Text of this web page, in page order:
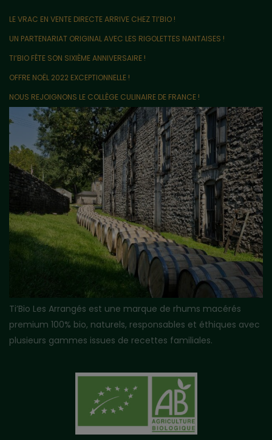
LE VRAC EN VENTE DIRECTE ARRIVE CHEZ TI’BIO !
UN PARTENARIAT ORIGINAL AVEC LES RIGOLETTES NANTAISES !
TI’BIO FÊTE SON SIXIÈME ANNIVERSAIRE !
OFFRE NOËL 2022 EXCEPTIONNELLE !
NOUS REJOIGNONS LE COLLÈGE CULINAIRE DE FRANCE !
Ti’Bio Les Arrangés est une marque de rhums macérés
premium 100% bio, naturels, responsables et éthiques avec
plusieurs gammes issues de recettes familiales.